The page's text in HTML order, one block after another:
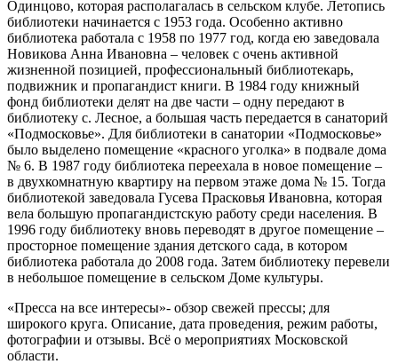
Одинцово, которая располагалась в сельском клубе. Летопись
библиотеки начинается с 1953 года. Особенно активно
библиотека работала с 1958 по 1977 год, когда ею заведовала
Новикова Анна Ивановна – человек с очень активной
жизненной позицией, профессиональный библиотекарь,
подвижник и пропагандист книги. В 1984 году книжный
фонд библиотеки делят на две части – одну передают в
библиотеку с. Лесное, а большая часть передается в санаторий
«Подмосковье». Для библиотеки в санатории «Подмосковье»
было выделено помещение «красного уголка» в подвале дома
№ 6. В 1987 году библиотека переехала в новое помещение –
в двухкомнатную квартиру на первом этаже дома № 15. Тогда
библиотекой заведовала Гусева Прасковья Ивановна, которая
вела большую пропагандистскую работу среди населения. В
1996 году библиотеку вновь переводят в другое помещение –
просторное помещение здания детского сада, в котором
библиотека работала до 2008 года. Затем библиотеку перевели
в небольшое помещение в сельском Доме культуры.
«Пресса на все интересы»- обзор свежей прессы; для
широкого круга. Описание, дата проведения, режим работы,
фотографии и отзывы. Всё о мероприятиях Московской
области.